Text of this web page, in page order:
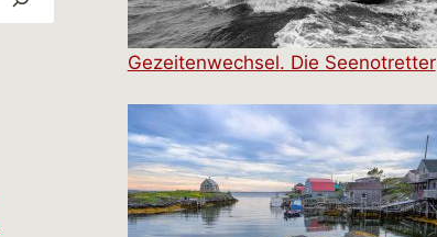
Gezeitenwechsel. Die Seenotretter